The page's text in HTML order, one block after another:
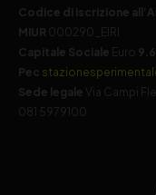
Codice di iscrizione
MIUR 000290_EIRI
Capitale Sociale Euro
Pec
Sede legale
Via Campi
081 5979100